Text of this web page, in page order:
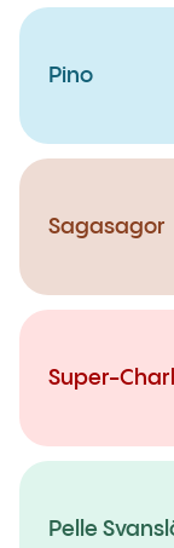
Pino
Sagasagor
Super-
Pelle